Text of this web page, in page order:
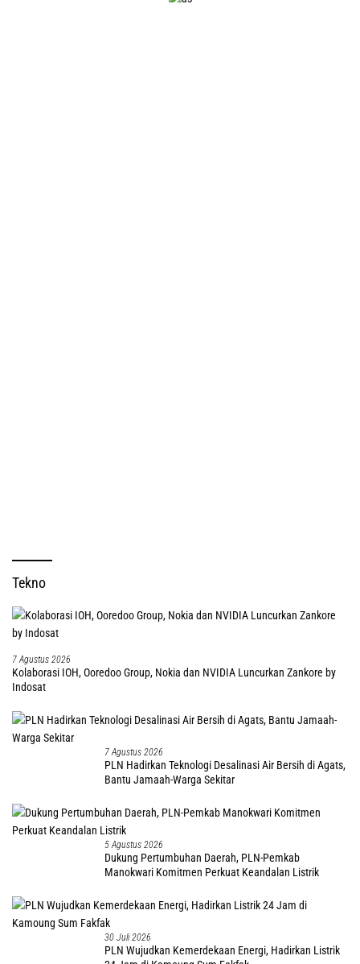
Tekno
7 Agustus 2026
Kolaborasi IOH, Ooredoo Group, Nokia dan NVIDIA Luncurkan Zankore by
Indosat
7 Agustus 2026
PLN Hadirkan Teknologi Desalinasi Air Bersih di Agats,
Bantu Jamaah-Warga Sekitar
5 Agustus 2026
Dukung Pertumbuhan Daerah, PLN-Pemkab
Manokwari Komitmen Perkuat Keandalan Listrik
30 Juli 2026
PLN Wujudkan Kemerdekaan Energi, Hadirkan Listrik